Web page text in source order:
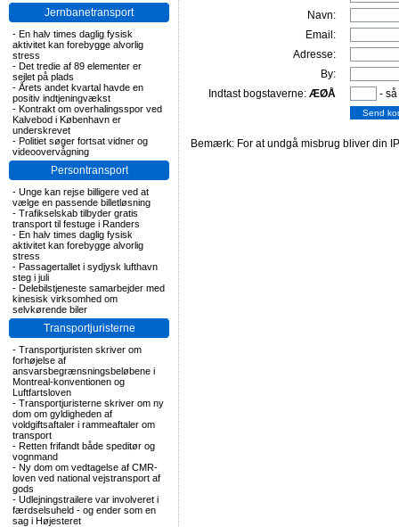
Jernbanetransport
- En halv times daglig fysisk
aktivitet kan forebygge alvorlig
stress
- Det tredie af 89 elementer er
sejlet på plads
- Årets andet kvartal havde en
positiv indtjeningvækst
- Kontrakt om overhalingsspor ved
Kalvebod i København er
underskrevet
- Politiet søger fortsat vidner og
videoovervågning
Persontransport
- Unge kan rejse billigere ved at
vælge en passende billetløsning
- Trafikselskab tilbyder gratis
transport til festuge i Randers
- En halv times daglig fysisk
aktivitet kan forebygge alvorlig
stress
- Passagertallet i sydjysk lufthavn
steg i juli
- Delebilstjeneste samarbejder med
kinesisk virksomhed om
selvkørende biler
Transportjuristerne
- Transportjuristen skriver om
forhøjelse af
ansvarsbegrænsningsbeløbene i
Montreal-konventionen og
Luftfartsloven
- Transportjuristerne skriver om ny
dom om gyldigheden af
voldgiftsaftaler i rammeaftaler om
transport
- Retten frifandt både speditør og
vognmand
- Ny dom om vedtagelse af CMR-
loven ved national vejstransport af
gods
- Udlejningstrailere var involveret i
færdselsuheld - og ender som en
sag i Højesteret
Navn:
Email:
Adresse:
By:
Indtast bogstaverne: ÆØÅ -
Bemærk: For at undgå misbrug bliver din